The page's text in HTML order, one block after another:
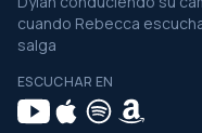
cuando Rebecca
salga
ESCUCHAR EN